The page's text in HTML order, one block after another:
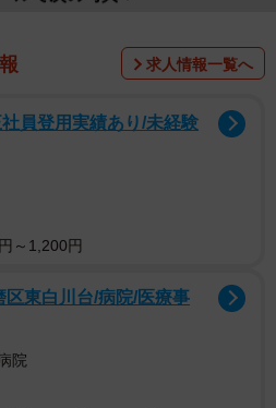
求人情報一覧へ
員登用実績あり/未経験
～1,200円
東白川台/病院/医療事
院